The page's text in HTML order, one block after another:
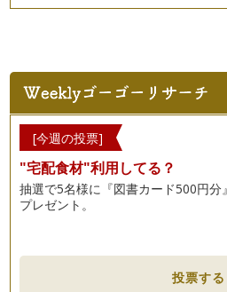
かわいい母の日アイシングクッキ
こんにちは！お菓子研究家の橋本
オーブンなし！簡単極上なめらかプ
こんにちは！ お菓子研究家 橋本
タルト ダマンド
こんにちは！お菓子研究家 橋本清
ト ダマンドというアーモンド…
こんにちは！ FELICE KITCHEN
[今週の投票]
"宅配食材"利用してる？
抽選で5名様に『図書カード500円分
プレゼント。
投票する